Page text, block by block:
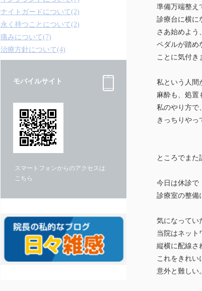
準備万端整え
診療台に横に
さあ始めよう
ペダルが踏め
ことに気付き
私という人間
麻酔も、処置
私のやり方で
きっちりやっ
ところでまた
今日は休診で
診療室の整備
気になってい
当院はネット
縦横に配線さ
これをきれい
意外と難しい。
ナイトガードについて(2)
永く持つことについて(2)
痛みについて(7)
治療方針について(4)
モバイルサイト
スマートフォンからのアクセスは
こちら